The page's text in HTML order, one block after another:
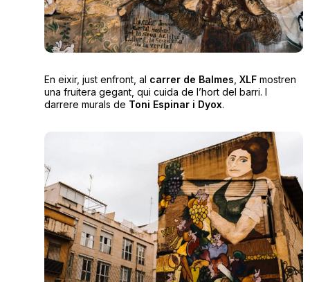
En eixir, just enfront, al carrer de Balmes XLFmostren
una fruitera gegant, qui cuida de l’hort del barri. I
darrere murals de Toni Espinar i Dyox.